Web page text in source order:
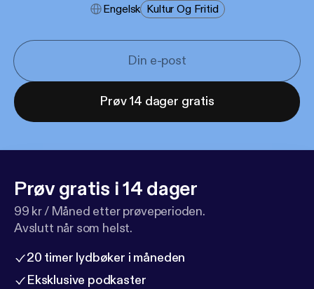
Engelsk Kultur Og Fritid
Prøv 14 dager gratis
Prøv gratis i 14 dager
99 kr / Måned etter prøveperioden.
Avslutt når som helst.
20 timer lydbøker i måneden
Eksklusive podkaster